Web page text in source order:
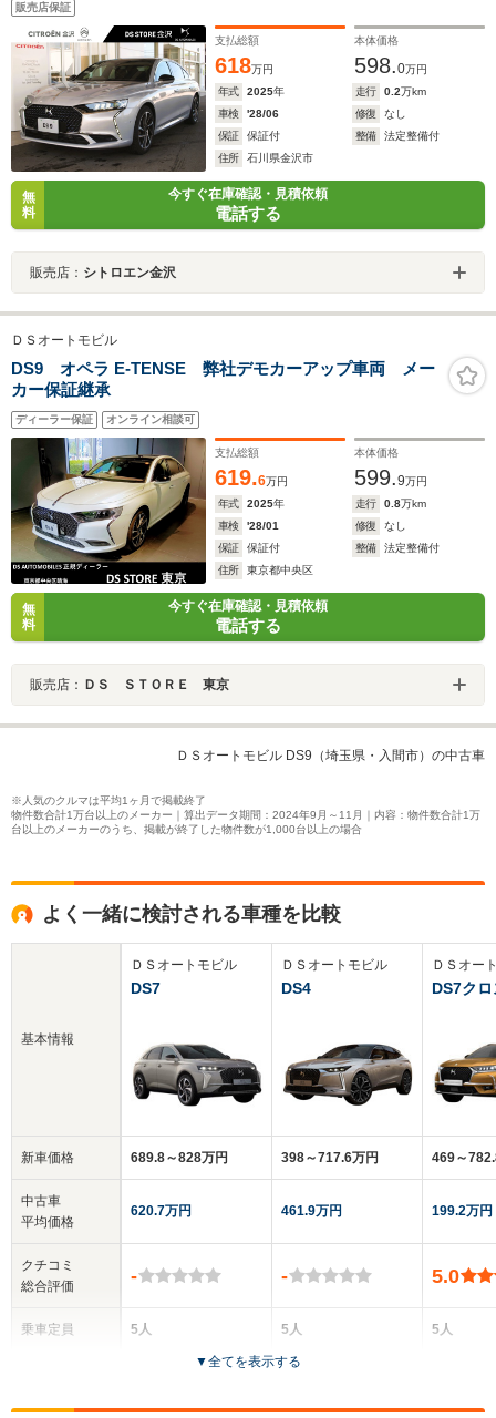
ム レザーシート アクティブLEDビジョン 革巻ステ
アリング
販売店保証
支払総額
618万円
本体価格
598.0万円
年式
2025年 走行 0.2万km
車検
'28/06 修復
なし
保証
保証付 整備
法定整備付
住所
石川県金沢市
無
料
今すぐ在庫確認・見積依頼
電話する
販売店： シトロエン金沢
ＤＳオートモビル
DS9 オペラ E-TENSE 弊社デモカーアップ車両 メー
カー保証継承
ディーラー保証 オンライン相談可
支払総額
619.6万円
本体価格
599.9万円
年式
2025年 走行 0.8万km
車検
'28/01 修復
なし
保証
保証付 整備
法定整備付
住所
東京都中央区
無
料
今すぐ在庫確認・見積依頼
電話する
販売店： ＤＳ ＳＴＯＲＥ 東京
ＤＳオートモビル DS9（埼玉県・入間市）の中古車
※人気のクルマは平均1ヶ月で掲載終了
物件数合計1万台以上のメーカー｜算出データ期間：2024年9月～11月｜内容：物件数合計1万
台以上のメーカーのうち、掲載が終了した物件数が1,000台以上の場合
よく一緒に検討される車種を比較
基本情報
新車価格
中古車
平均価格
クチコミ
総合評価
乗車定員
ＤＳオートモビル
DS7
689.8～828万円
620.7万円
-
5人
ＤＳオートモビル
DS4
398～717.6万円
461.9万円
-
5人
5ドア
ＤＳオー
DS7ク
469～
199.2万円
5.0
5人
▼全てを表示する